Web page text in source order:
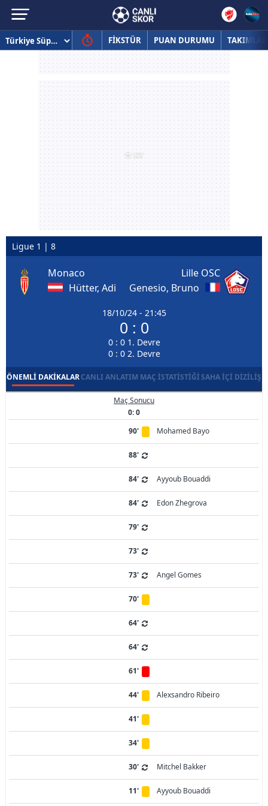
FİKSTÜR PUAN DURUMU TAKIMLAR
Ligue 1 | 8
Monaco
Hütter, Adi
18/10/24 - 21:45
0 : 0
0 : 0 1. Devre
0 : 0 2. Devre
Lille OSC
Genesio, Bruno
ÖNEMLI DAKIKALARCANLI ANLATIM MAÇ İSTATISTIĞISAHA İÇI DIZILIŞ
Maç Sonucu
0: 0
90'
Mohamed Bayo
88'
84' Ayyoub Bouaddi
84' Edon Zhegrova
79'
73'
73' Angel Gomes
70'
64'
64'
61'
44' Alexsandro Ribeiro
41'
34'
30' Mitchel Bakker
11' Ayyoub Bouaddi